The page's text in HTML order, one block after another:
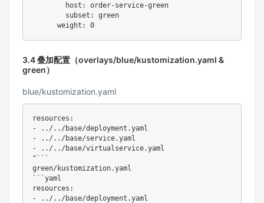
        host: order-service-green
        subset: green
3.4 叠加配置（overlays/blue/kustomization.yaml &
green）
blue/kustomization.yaml
resources:
- ../../base/deployment.yaml
- ../../base/service.yaml
- ../../base/virtualservice.yaml
"```
green/kustomization.yaml
```yaml
resources:
- ../../base/deployment.yaml